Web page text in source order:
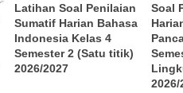
Latihan Soal Penilaian
Sumatif Harian Bahasa
Indonesia Kelas 4
Semester 2 (Satu titik)
2026/2027
Soal
2026/